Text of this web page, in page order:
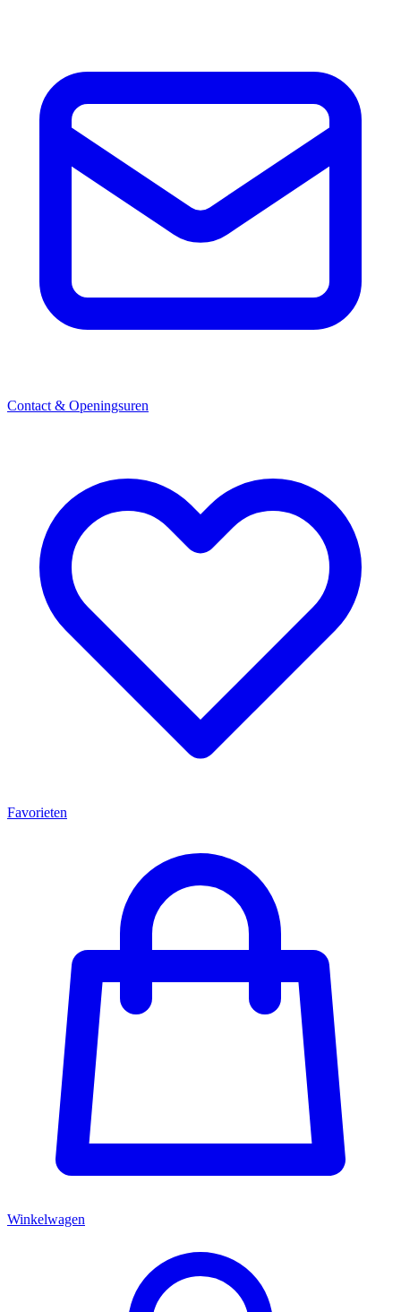
Contact & Openingsuren
Favorieten
Winkelwagen